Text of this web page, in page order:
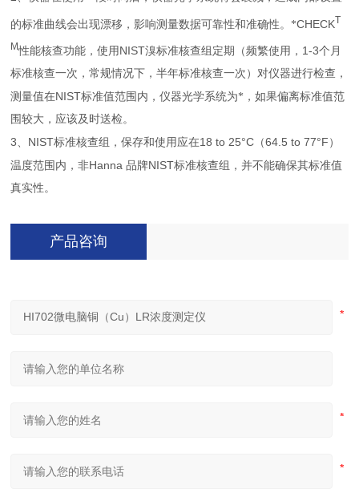
的标准曲线会出现漂移，影响测量数据可靠性和准确性。*CHECKT
M性能核查功能，使用 NIST溴标准核查组定期（频繁使用， 1-3个月
标准核查一次，常规情况下，半年标准核查一次）对仪器进行检查，
测量值在NIST标准值范围内，仪器光学系统为*，如果偏离标准值范
围较大，应该及时送检。
3 NIST标准核查组，保存和使用应在18 to 25°C （64.5 to 77°F ）
温度范围内，非Hanna品牌NIST标准核查组，并不能确保其标准值
真实性。
产品咨询